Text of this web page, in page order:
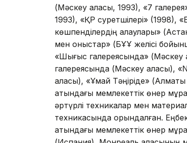
(Мәскеу қаласы, 1993), «7
1993), «ҚР суретшілері» (1998),
көшпенділердің алаулары»
мен қоныстар» (БҰҰ желісі
«Шығыс галереясында» (Мәскеу
галереясында (Мәскеу қаласы),
қаласы), «Ұмай Тәңіріде»
атындағы мемлекеттік өнер
әртүрлі техникалар мен
техникасында орындалған.
атындағы мемлекеттік өнер